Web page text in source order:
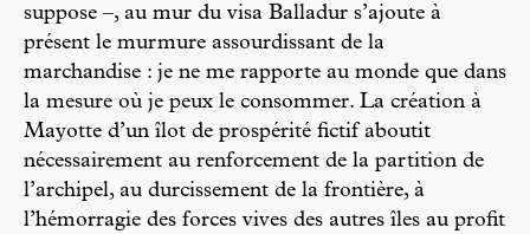
suppose –, au mur du visa Balladur s’ajoute à
présent le murmure assourdissant de la
marchandise : je ne me rapporte au monde que dans
la mesure où je peux le consommer. La création à
Mayotte d’un îlot de prospérité fictif aboutit
nécessairement au renforcement de la partition de
l’archipel, au durcissement de la frontière, à
l’hémorragie des forces vives des autres îles au profit